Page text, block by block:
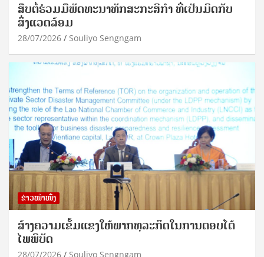
ສືບຕໍ່ຮ່ວມມືພັດທະນາທັກສະກະສິກຳ ທີ່ເປັນມິດກັບ
ສິ່ງແວດລ້ອມ
28/07/2026 Souliyo Sengngam
ຂ່າວໜ້າໜຶ່ງ
ສ້າງຄວາມເຂັ້ມແຂງໃຫ້ພາກທຸລະກິດໃນການຕອບໂຕ້
ໄພພິບັດ
28/07/2026 Souliyo Sengngam